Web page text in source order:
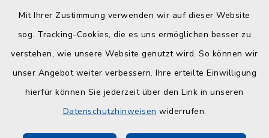
Mit Ihrer Zustimmung verwenden wir auf dieser Website
sog. Tracking-Cookies, die es uns ermöglichen besser zu
verstehen, wie unsere Website genutzt wird. So können wir
unser Angebot weiter verbessern. Ihre erteilte Einwilligung
hierfür können Sie jederzeit über den Link in unseren
Datenschutzhinweisen widerrufen.
Amt
Selent/Schlesen